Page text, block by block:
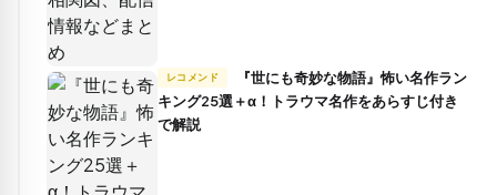
レコメンド
キング25選＋α！トラウマ名作をあらすじ付き
で解説